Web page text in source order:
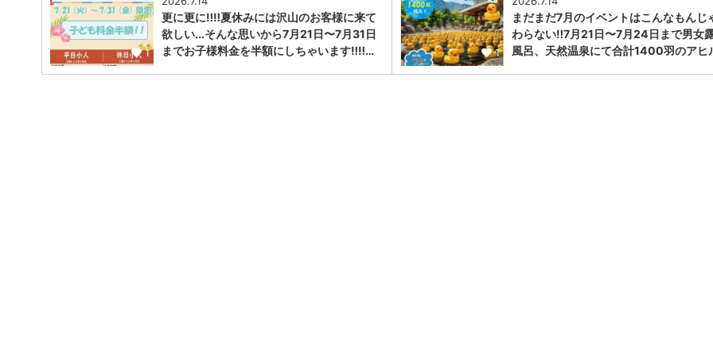
1
更に更に‼️‼️夏休みには沢山のお客様に来て
欲しい...そんな思いから7月21日〜7月31日
までお子様料金を半額にしちゃいます‼︎‼︎…
1
まだまだ7月のイベントはこんなもんじ
わらない‼️7月21日〜7月24日まで男女
風呂、天然温泉にて合計1400羽のアヒ